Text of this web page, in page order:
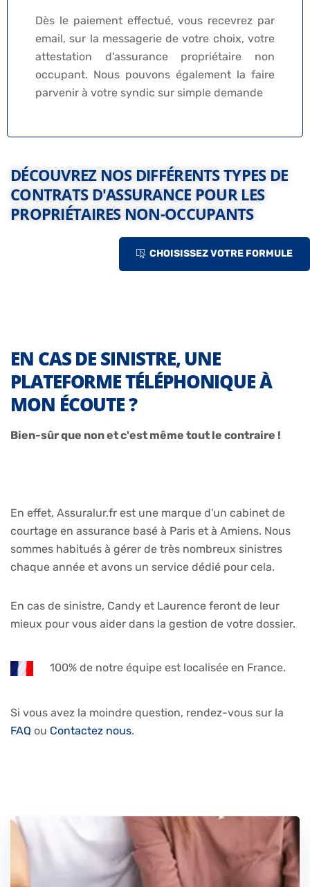
Dès le paiement effectué, vous recevrez par
email, sur la messagerie de votre choix, votre
attestation d'assurance propriétaire non
occupant. Nous pouvons également la faire
parvenir à votre syndic sur simple demande
DÉCOUVREZ NOS DIFFÉRENTS TYPES DE
CONTRATS D'ASSURANCE POUR LES
PROPRIÉTAIRES NON-OCCUPANTS
CHOISISSEZ VOTRE FORMULE
EN CAS DE SINISTRE, UNE
PLATEFORME TÉLÉPHONIQUE À
MON ÉCOUTE ?
Bien-sûr que non et c'est même tout le contraire !
En effet, Assuralur.fr est une marque d'un cabinet de
courtage en assurance basé à Paris et à Amiens. Nous
sommes habitués à gérer de très nombreux sinistres
chaque année et avons un service dédié pour cela.
En cas de sinistre, Candy et Laurence feront de leur
mieux pour vous aider dans la gestion de votre dossier.
100% de notre équipe est localisée en France.
Si vous avez la moindre question, rendez-vous sur la
FAQ ou Contactez nous.